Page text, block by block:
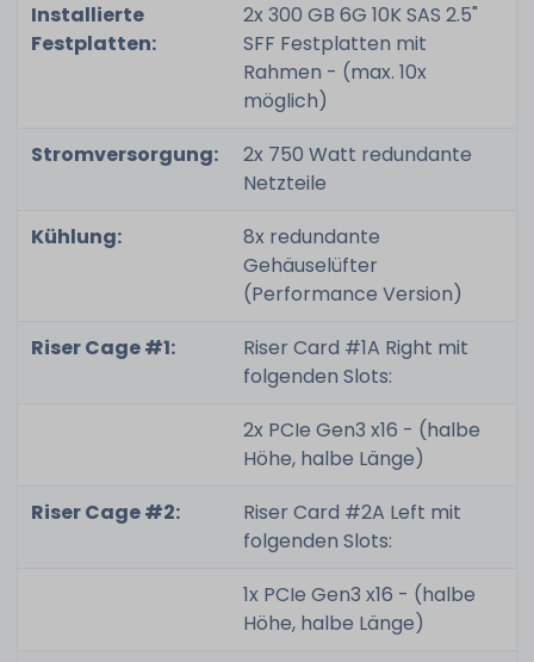
Installierte
Festplatten:
2x 300 GB 6G 10K SAS 2.5"
SFF Festplatten mit
Rahmen - (max. 10x
möglich)
Stromversorgung:
2x 750 Watt redundante
Netzteile
Kühlung:
8x redundante
Gehäuselüfter
(Performance Version)
Riser Cage #1:
Riser Card #1A Right mit
folgenden Slots:
2x PCIe Gen3 x16 - (halbe
Höhe, halbe Länge)
Riser Cage #2:
Riser Card #2A Left mit
folgenden Slots:
1x PCIe Gen3 x16 - (halbe
Höhe, halbe Länge)